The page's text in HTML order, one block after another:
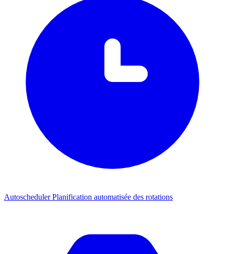
AutoschedulerPlanification automatisée des rotations